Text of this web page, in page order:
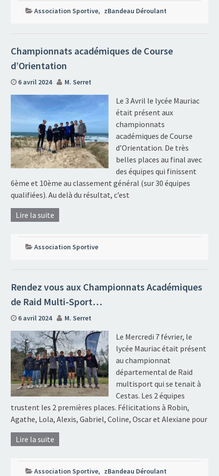
Association Sportive, zBandeau Déroulant
Championnats académiques de Course
d’Orientation
6 avril 2024 M. Serret
Le 3 Avril le lycée Mauriac
était présent aux
championnats
académiques de Course
d’Orientation. De très
belles places au final avec
des équipes qui finissent
6ème et 10ème au classement général (sur 30 équipes
qualifiées). Au delà du résultat, c’est
Lire la suite
Association Sportive
Rendez vous aux Championnats Académiques
de Raid Multi-Sport…
6 avril 2024 M. Serret
Le Mercredi 7 février, le
lycée Mauriac était présent
au championnat
départemental de Raid
multisport qui se tenait à
Cestas. Les 2 équipes
trustent les 2 premières places. Félicitations à Robin,
Agathe, Lola, Alexis, Gabriel, Coline, Oscar et Alexiane pour
Lire la suite
Association Sportive, zBandeau Déroulant